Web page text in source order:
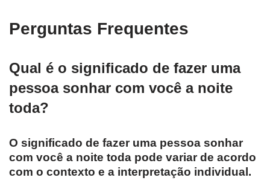
Perguntas Frequentes
Qual é o significado de fazer uma
pessoa sonhar com você a noite
toda?
O significado de fazer uma pessoa sonhar
com você a noite toda pode variar de acordo
com o contexto e a interpretação individual.